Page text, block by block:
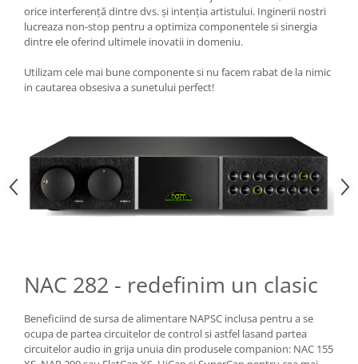
orice interferență dintre dvs. și intenția artistului. Inginerii nostri
lucreaza non-stop pentru a optimiza componentele si sinergia
dintre ele oferind ultimele inovatii in domeniu.
Utilizam cele mai bune componente si nu facem rabat de la nimic
in cautarea obsesiva a sunetului perfect!
NAC 282 - redefinim un clasic
Beneficiind de sursa de alimentare NAPSC inclusa pentru a se
ocupa de partea circuitelor de control si astfel lasand partea
circuitelor audio in grija unuia din produsele companion: NAC 155